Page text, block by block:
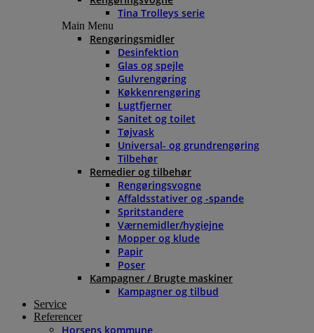
Tina Trolleys serie
Main Menu
Rengøringsmidler
Desinfektion
Glas og spejle
Gulvrengøring
Køkkenrengøring
Lugtfjerner
Sanitet og toilet
Tøjvask
Universal- og grundrengøring
Tilbehør
Remedier og tilbehør
Rengøringsvogne
Affaldsstativer og -spande
Spritstandere
Værnemidler/hygiejne
Mopper og klude
Papir
Poser
Kampagner / Brugte maskiner
Kampagner og tilbud
Service
Referencer
Horsens kommune